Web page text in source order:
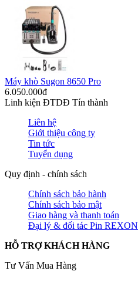
Máy khò Sugon 8650 Pro
6.050.000đ
Linh kiện ĐTDĐ Tín thành
Liên hệ
Giới thiệu công ty
Tin tức
Tuyển dụng
Quy định - chính sách
Chính sách bảo hành
Chính sách bảo mật
Giao hàng và thanh toán
Đại lý & đối tác Pin REXON
HỖ TRỢ KHÁCH HÀNG
Tư Vấn Mua Hàng